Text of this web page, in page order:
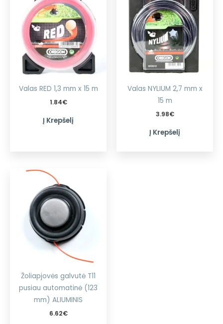
Valas RED 1,3 mm x 15 m
1.84€
Į Krepšelį
Valas NYLIUM 2,7 mm x
15 m
3.98€
Į Krepšelį
Žoliapjovės galvutė T11
pusiau automatinė (123
mm) ALIUMINIS
6.62€